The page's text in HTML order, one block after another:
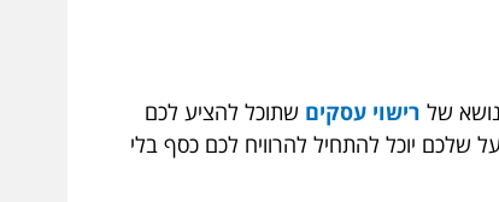
של רישוי עסקים שתוכל להציע לכם
שלכם יוכל להתחיל להרוויח לכם כסף בלי